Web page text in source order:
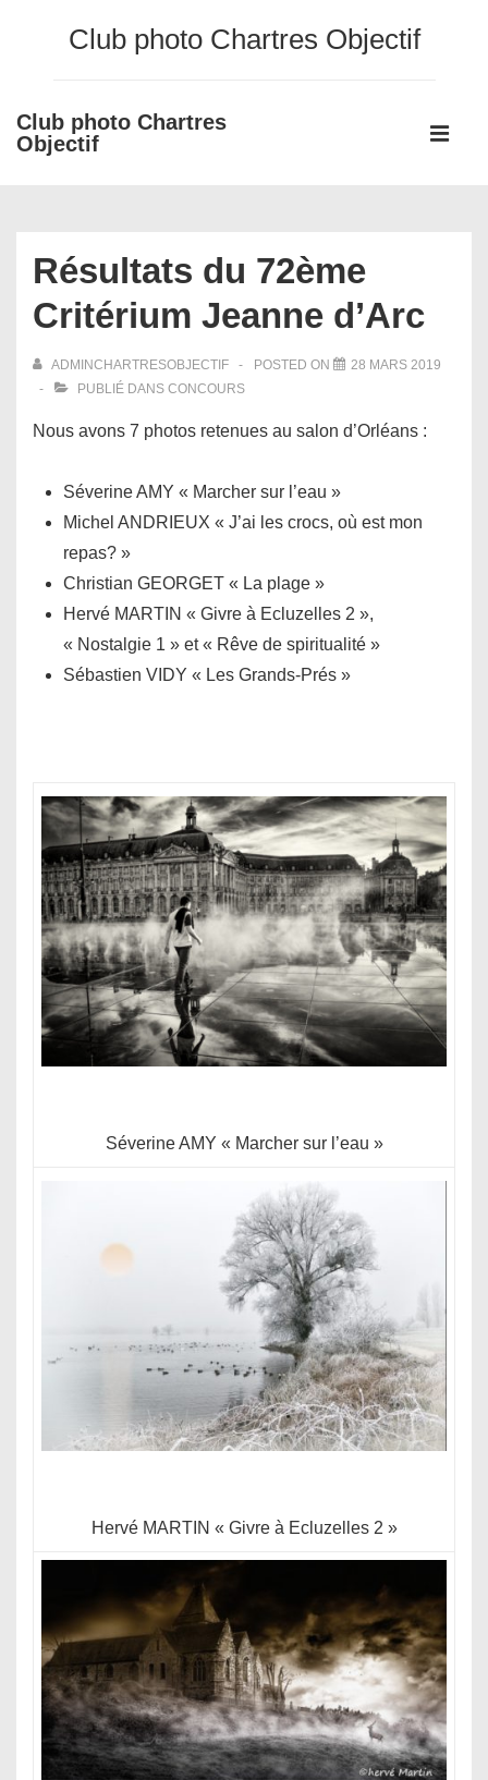
principal
Club photo Chartres Objectif
Club photo Chartres
Objectif
Main
Résultats du 72ème
Critérium Jeanne d’Arc
ADMINCHARTRESOBJECTIF POSTED ON
28 MARS 2019
PUBLIÉ DANS CONCOURS
Nous avons 7 photos retenues au salon d’Orléans :
Séverine AMY « Marcher sur l’eau »
Michel ANDRIEUX « J’ai les crocs, où est mon
repas? »
Christian GEORGET « La plage »
Hervé MARTIN « Givre à Ecluzelles 2 »,
« Nostalgie 1 » et « Rêve de spiritualité »
Sébastien VIDY « Les Grands-Prés »
Séverine AMY « Marcher sur l’eau »
Hervé MARTIN « Givre à Ecluzelles 2 »